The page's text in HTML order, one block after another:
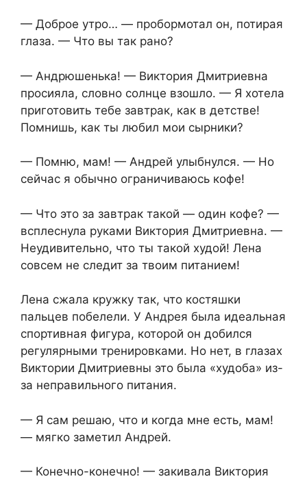
— Доброе утро… — пробормотал он, потирая
глаза. — Что вы так рано?
— Андрюшенька! — Виктория Дмитриевна
просияла, словно солнце взошло. — Я хотела
приготовить тебе завтрак, как в детстве!
Помнишь, как ты любил мои сырники?
— Помню, мам! — Андрей улыбнулся. — Но
сейчас я обычно ограничиваюсь кофе!
— Что это за завтрак такой — один кофе? —
всплеснула руками Виктория Дмитриевна. —
Неудивительно, что ты такой худой! Лена
совсем не следит за твоим питанием!
Лена сжала кружку так, что костяшки
пальцев побелели. У Андрея была идеальная
спортивная фигура, которой он добился
регулярными тренировками. Но нет, в глазах
Виктории Дмитриевны это была «худоба» из-
за неправильного питания.
— Я сам решаю, что и когда мне есть, мам!
— мягко заметил Андрей.
— Конечно-конечно! — закивала Виктория